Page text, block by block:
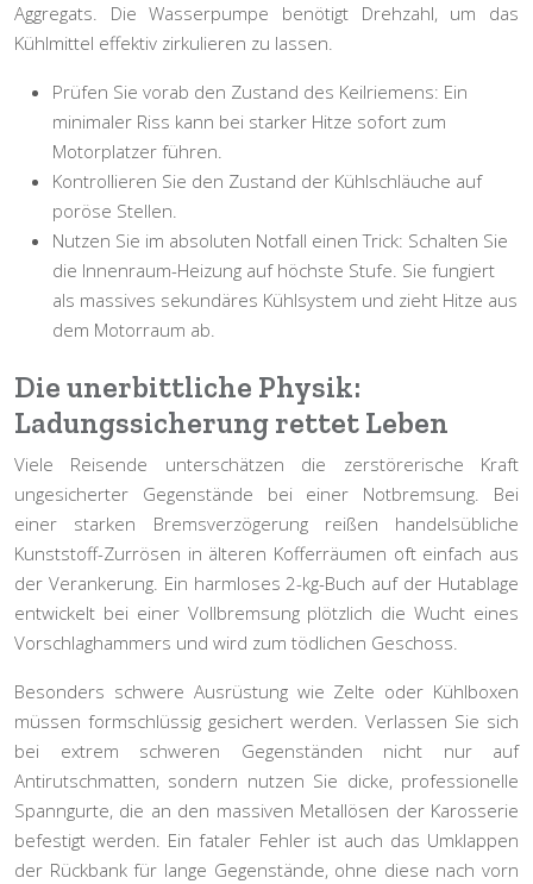
Aggregats. Die Wasserpumpe benötigt Drehzahl, um das
Kühlmittel effektiv zirkulieren zu lassen.
Prüfen Sie vorab den Zustand des Keilriemens: Ein
minimaler Riss kann bei starker Hitze sofort zum
Motorplatzer führen.
Kontrollieren Sie den Zustand der Kühlschläuche auf
poröse Stellen.
Nutzen Sie im absoluten Notfall einen Trick: Schalten Sie
die Innenraum-Heizung auf höchste Stufe. Sie fungiert
als massives sekundäres Kühlsystem und zieht Hitze aus
dem Motorraum ab.
Die unerbittliche Physik:
Ladungssicherung rettet Leben
Viele Reisende unterschätzen die zerstörerische Kraft
ungesicherter Gegenstände bei einer Notbremsung. Bei
einer starken Bremsverzögerung reißen handelsübliche
Kunststoff-Zurrösen in älteren Kofferräumen oft einfach aus
der Verankerung. Ein harmloses 2-kg-Buch auf der Hutablage
entwickelt bei einer Vollbremsung plötzlich die Wucht eines
Vorschlaghammers und wird zum tödlichen Geschoss.
Besonders schwere Ausrüstung wie Zelte oder Kühlboxen
müssen formschlüssig gesichert werden. Verlassen Sie sich
bei extrem schweren Gegenständen nicht nur auf
Antirutschmatten, sondern nutzen Sie dicke, professionelle
Spanngurte, die an den massiven Metallösen der Karosserie
befestigt werden. Ein fataler Fehler ist auch das Umklappen
der Rückbank für lange Gegenstände, ohne diese nach vorn